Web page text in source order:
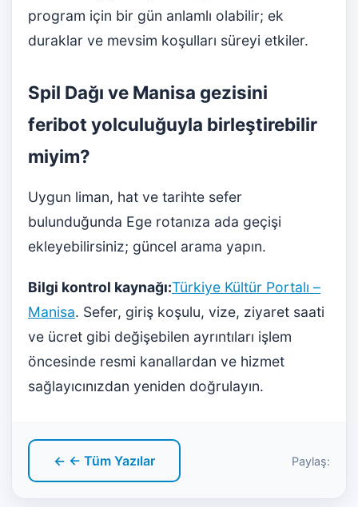
program için bir gün anlamlı olabilir; ek
duraklar ve mevsim koşulları süreyi etkiler.
Spil Dağı ve Manisa gezisini
feribot yolculuğuyla birleştirebilir
miyim?
Uygun liman, hat ve tarihte sefer
bulunduğunda Ege rotanıza ada geçişi
ekleyebilirsiniz; güncel arama yapın.
Bilgi kontrol kaynağı:Türkiye Kültür Portalı –
Manisa. Sefer, giriş koşulu, vize, ziyaret saati
ve ücret gibi değişebilen ayrıntıları işlem
öncesinde resmi kanallardan ve hizmet
sağlayıcınızdan yeniden doğrulayın.
← ← Tüm Yazılar Paylaş: